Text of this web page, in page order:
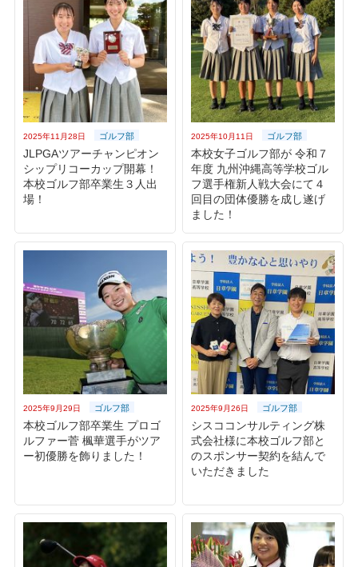
2025年11月28日 ゴルフ部
JLPGAツアーチャンピオン
シップリコーカップ開幕！
本校ゴルフ部卒業生３人出
場！
2025年10月11日 ゴルフ部
本校女子ゴルフ部が 令和７
年度 九州沖縄高等学校ゴル
フ選手権新人戦大会にて４
回目の団体優勝を成し遂げ
ました！
2025年9月29日 ゴルフ部
本校ゴルフ部卒業生 プロゴ
ルファー菅 楓華選手がツア
ー初優勝を飾りました！
2025年9月26日 ゴルフ部
シスココンサルティング株
式会社様に本校ゴルフ部と
のスポンサー契約を結んで
いただきました